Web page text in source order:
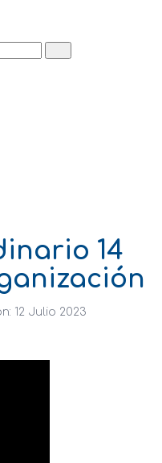
14
12 Julio 2023